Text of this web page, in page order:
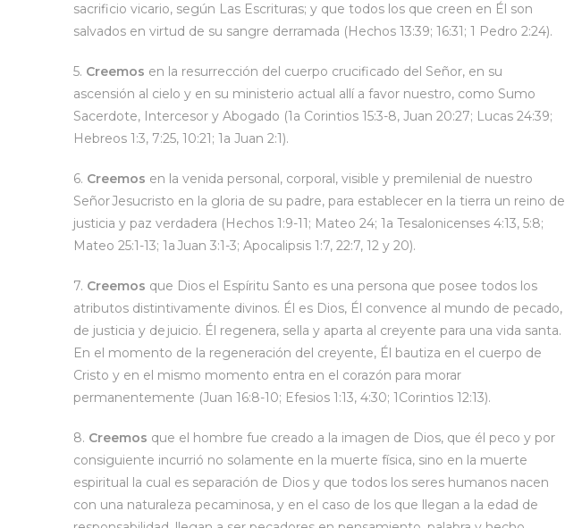
sacrificio vicario, según Las Escrituras; y que todos los que creen en Él son
salvados en virtud de su sangre derramada (Hechos 13:39; 16:31; 1 Pedro 2:24).
5. Creemos en la resurrección del cuerpo crucificado del Señor, en su
ascensión al cielo y en su ministerio actual allí a favor nuestro, como Sumo
Sacerdote, Intercesor y Abogado (1a Corintios 15:3-8, Juan 20:27; Lucas 24:39;
Hebreos 1:3, 7:25, 10:21; 1a Juan 2:1).
6. Creemos en la venida personal, corporal, visible y premilenial de nuestro
Señor Jesucristo en la gloria de su padre, para establecer en la tierra un reino de
justicia y paz verdadera (Hechos 1:9-11; Mateo 24; 1a Tesalonicenses 4:13, 5:8;
Mateo 25:1-13; 1a Juan 3:1-3; Apocalipsis 1:7, 22:7, 12 y 20).
7. Creemos que Dios el Espíritu Santo es una persona que posee todos los
atributos distintivamente divinos. Él es Dios, Él convence al mundo de pecado,
de justicia y de juicio. Él regenera, sella y aparta al creyente para una vida santa.
En el momento de la regeneración del creyente, Él bautiza en el cuerpo de
Cristo y en el mismo momento entra en el corazón para morar
permanentemente (Juan 16:8-10; Efesios 1:13, 4:30; 1Corintios 12:13).
8. Creemos que el hombre fue creado a la imagen de Dios, que él peco y por
consiguiente incurrió no solamente en la muerte física, sino en la muerte
espiritual la cual es separación de Dios y que todos los seres humanos nacen
con una naturaleza pecaminosa, y en el caso de los que llegan a la edad de